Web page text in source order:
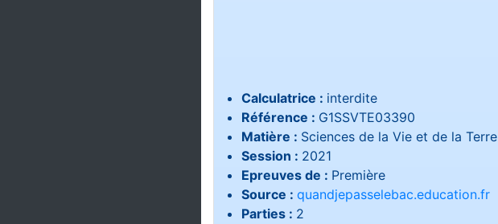
Calculatrice : interdite
Référence : G1SSVTE03390
Matière : Sciences de la Vie et de la Terre
Session : 2021
Epreuves de : Première
Source : quandjepasselebac.education.fr
Parties : 2